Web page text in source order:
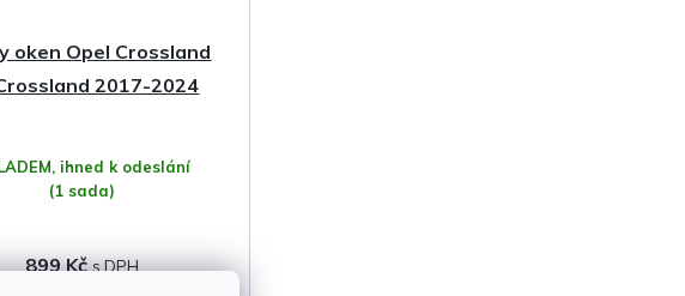
oken Opel Crossland
2017-2024
ihned k odeslání
(1 sada)
899 Kč